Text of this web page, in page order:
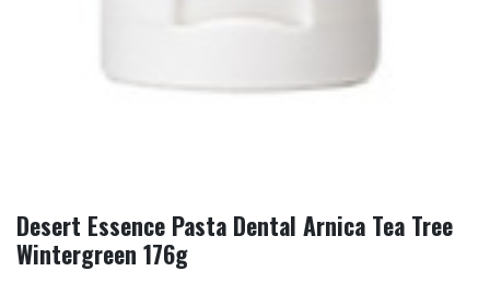
Desert Essence Pasta Dental Arnica Tea Tree
Wintergreen 176g